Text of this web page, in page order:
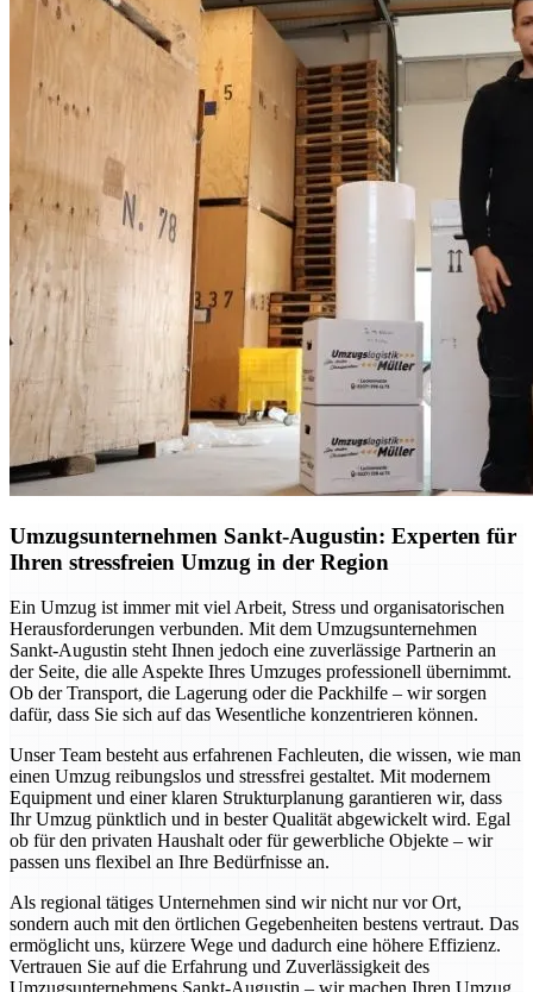
Umzugsunternehmen Sankt-Augustin: Experten für
Ihren stressfreien Umzug in der Region
Ein Umzug ist immer mit viel Arbeit, Stress und organisatorischen
Herausforderungen verbunden. Mit dem Umzugsunternehmen
Sankt-Augustin steht Ihnen jedoch eine zuverlässige Partnerin an
der Seite, die alle Aspekte Ihres Umzuges professionell übernimmt.
Ob der Transport, die Lagerung oder die Packhilfe – wir sorgen
dafür, dass Sie sich auf das Wesentliche konzentrieren können.
Unser Team besteht aus erfahrenen Fachleuten, die wissen, wie man
einen Umzug reibungslos und stressfrei gestaltet. Mit modernem
Equipment und einer klaren Strukturplanung garantieren wir, dass
Ihr Umzug pünktlich und in bester Qualität abgewickelt wird. Egal
ob für den privaten Haushalt oder für gewerbliche Objekte – wir
passen uns flexibel an Ihre Bedürfnisse an.
Als regional tätiges Unternehmen sind wir nicht nur vor Ort,
sondern auch mit den örtlichen Gegebenheiten bestens vertraut. Das
ermöglicht uns, kürzere Wege und dadurch eine höhere Effizienz.
Vertrauen Sie auf die Erfahrung und Zuverlässigkeit des